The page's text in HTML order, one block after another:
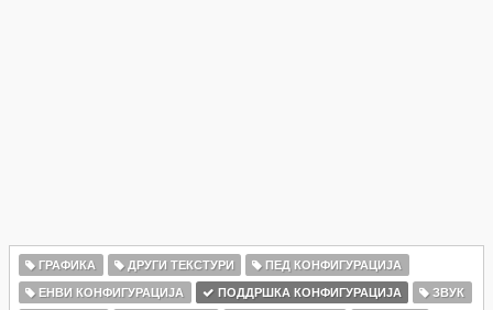
ГРАФИКА ДРУГИ ТЕКСТУРИ
ПЕД КОНФИГУРАЦИЈА
ЕНВИ КОНФИГУРАЦИЈА
ПОДДРШКА КОНФИГУРАЦИЈА
ЗВУК